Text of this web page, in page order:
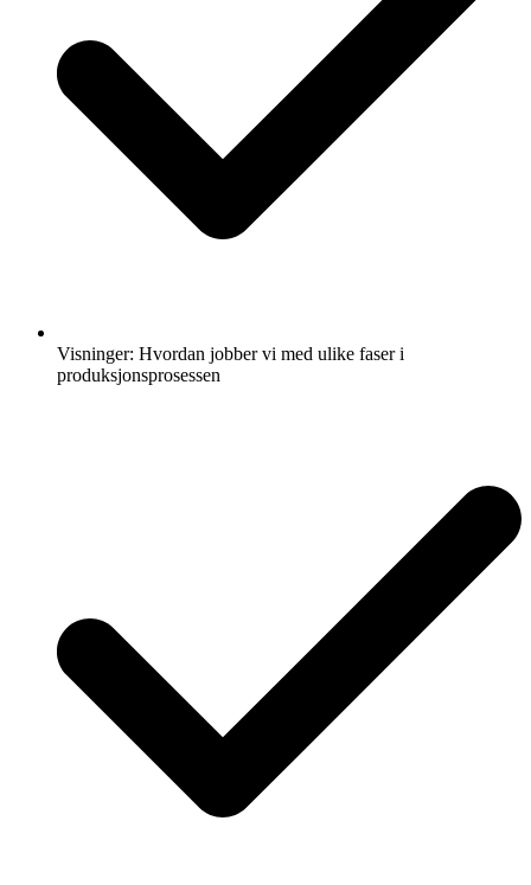
Visninger: Hvordan jobber vi med ulike faser i
produksjonsprosessen